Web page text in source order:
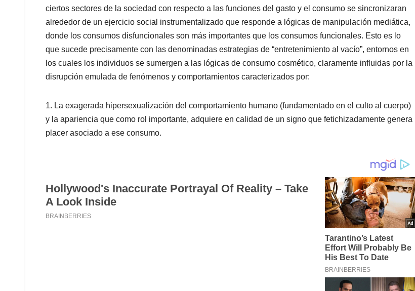
ciertos sectores de la sociedad con respecto a las funciones del gasto y el consumo se sincronizaran
alrededor de un ejercicio social instrumentalizado que responde a lógicas de manipulación mediática,
donde los consumos disfuncionales son más importantes que los consumos funcionales. Esto es lo
que sucede precisamente con las denominadas estrategias de “entretenimiento al vacío”, entornos en
los cuales los individuos se sumergen a las lógicas de consumo cosmético, claramente influidas por la
disrupción emulada de fenómenos y comportamientos caracterizados por:
1. La exagerada hipersexualización del comportamiento humano (fundamentado en el culto al cuerpo)
y la apariencia que como rol importante, adquiere en calidad de un signo que fetichizadamente genera
placer asociado a ese consumo.